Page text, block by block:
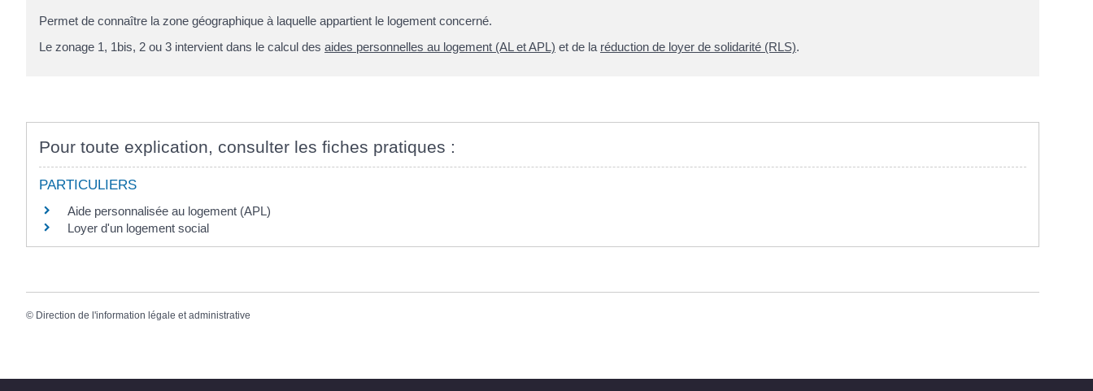
Permet de connaître la zone géographique à laquelle appartient le logement concerné.
Le zonage 1, 1bis, 2 ou 3 intervient dans le calcul des aides personnelles au logement (AL et APL) et de la réduction de loyer de solidarité (RLS).
Pour toute explication, consulter les fiches pratiques :
PARTICULIERS
Aide personnalisée au logement (APL)
Loyer d'un logement social
© Direction de l'information légale et administrative